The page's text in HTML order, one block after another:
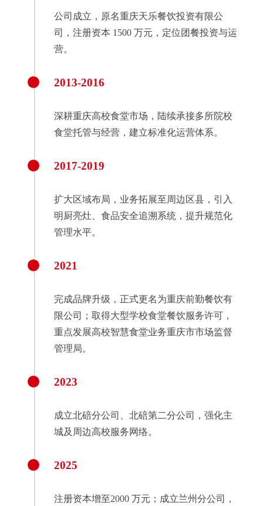
公司成立，原名重庆天乐餐饮投资有限公
司，注册资本 1500 万元，定位团餐投资与运
营。
2013-2016
深耕重庆高校食堂市场，陆续承接多所院校
食堂托管与经营，建立标准化运营体系。
2017-2019
扩大区域布局，业务拓展至周边区县，引入
明厨亮灶、食品安全追溯系统，提升规范化
管理水平。
2021
完成品牌升级，正式更名为重庆前勤餐饮有
限公司；取得大型学校食堂餐饮服务许可，
重点发展高校智慧食堂业务重庆市市场监督
管理局。
2023
成立北碚分公司、北碚第二分公司，强化主
城及周边高校服务网络。
2025
注册资本增至2000 万元；成立兰州分公司，